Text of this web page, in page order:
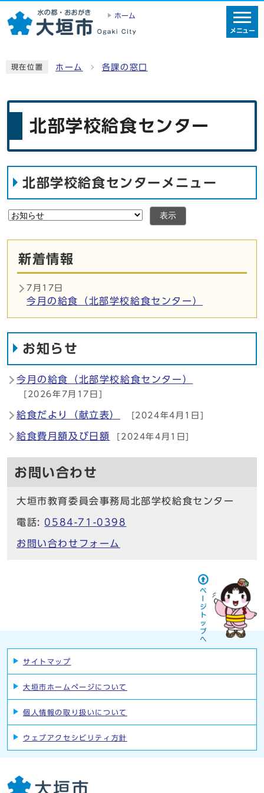
ホーム
メニュー
現在位置 ホーム 各課の窓口
北部学校給食センター
北部学校給食センターメニュー
表示
新着情報
7月17日
今月の給食（北部学校給食センター）
お知らせ
今月の給食（北部学校給食センター）
[2026年7月17日]
給食だより（献立表） [2024年4月1日]
給食費月額及び日額 [2024年4月1日]
お問い合わせ
大垣市教育委員会事務局北部学校給食センター
電話: 0584-71-0398
お問い合わせフォーム
サイトマップ
大垣市ホームページについて
個人情報の取り扱いについて
ウェブアクセシビリティ方針